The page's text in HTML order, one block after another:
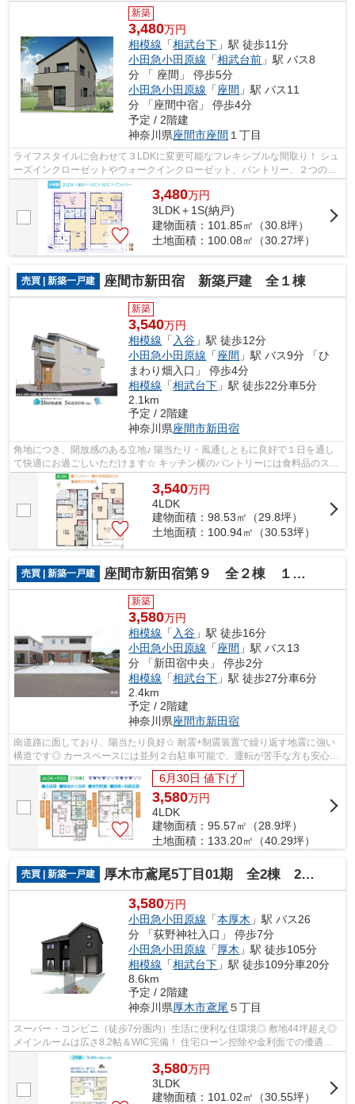
新築
3,480万円
相模線 「相武台下 」駅 徒歩11分
小田急小田原線 「相武台前 」駅 バス8
分 「 座間」 停歩5分
小田急小田原線 「座間 」駅 バス11
分 「座間中宿」 停歩4分
予定 / 2階建
神奈川県座間市座間 １丁目
ライフスタイルに合わせて３LDKに変更可能なフレキシブルな間取り！ シュ
ーズインクローゼットやウォークインクローゼット、パントリー、２つのワ
ークスぺースなど、収納力と機能性を...
3,480万円
3LDK＋1S(納戸)
建物面積：101.85㎡（30.8坪）
土地面積：100.08㎡（30.27坪）
売買 | 新築一戸建 座間市新田宿 新築戸建 全１棟
新築
3,540万円
相模線 「 入谷 」駅 徒歩12分
小田急小田原線 「座間 」駅 バス9分 「ひ
まわり畑入口」 停歩4分
相模線 「相武台下 」駅 徒歩22分車5分
2.1km
予定 / 2階建
神奈川県座間市新田宿
角地につき、開放感のある立地♪ 陽当たり・風通しともに良好で１日を通し
て快適にお過ごしいただけます☆ キッチン横のパントリーには食料品のスト
ックなどもたっぷり収納可能◎ 建物35...
3,540万円
4LDK
建物面積：98.53㎡（29.8坪）
土地面積：100.94㎡（30.53坪）
売買 | 新築一戸建 座間市新田宿第９ 全２棟 １号棟
新築
3,580万円
相模線 「 入谷 」駅 徒歩16分
小田急小田原線 「座間 」駅 バス13
分 「新田宿中央」 停歩2分
相模線 「相武台下 」駅 徒歩27分車6分
2.4km
予定 / 2階建
神奈川県座間市新田宿
南道路に面しており、陽当たり良好☆ 耐震+制震装置で繰り返す地震に強い
構造です◎ カースペースには並列２台駐車可能で、運転が苦手な方も安心♪
２Fは全居室6帖以上でゆとりがございま...
6月30日 値下げ
3,580万円
4LDK
建物面積：95.57㎡（28.9坪）
土地面積：133.20㎡（40.29坪）
売買 | 新築一戸建 厚木市鳶尾5丁目01期 全2棟 2号棟
3,580万円
小田急小田原線 「本厚木 」駅 バス26
分 「荻野神社入口」 停歩7分
小田急小田原線 「厚木 」駅 徒歩105分
相模線 「相武台下 」駅 徒歩109分車20分
8.6km
予定 / 2階建
神奈川県厚木市鳶尾 ５丁目
スーパー・コンビニ（徒歩7分圏内）生活に便利な住環境◎ 敷地44坪超え◎
メインルームは広さ8.2帖＆WIC完備！ 住宅ローン控除や金利面での優遇が
あり、税制面でもメリット多数の長期優良...
3,580万円
3LDK
建物面積：101.02㎡（30.55坪）